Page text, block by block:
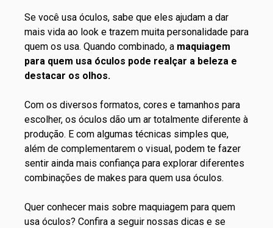
Se você usa óculos, sabe que eles ajudam a dar
mais vida ao look e trazem muita personalidade para
quem os usa. Quando combinado, a maquiagem
para quem usa óculos pode realçar a beleza e
destacar os olhos.
Com os diversos formatos, cores e tamanhos para
escolher, os óculos dão um ar totalmente diferente à
produção. E com algumas técnicas simples que,
além de complementarem o visual, podem te fazer
sentir ainda mais confiança para explorar diferentes
combinações de makes para quem usa óculos.
Quer conhecer mais sobre maquiagem para quem
usa óculos? Confira a seguir nossas dicas e se